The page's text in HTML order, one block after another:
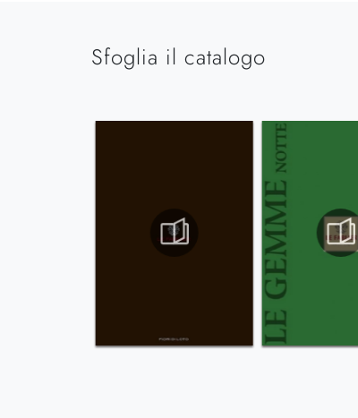
Sfoglia il catalogo